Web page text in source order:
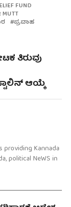
FUND
MUTT
ಪ್ರವಾಹ
ತಿರುವು
ಆಯ್ಕೆ
providing Kannada
political NeWS in